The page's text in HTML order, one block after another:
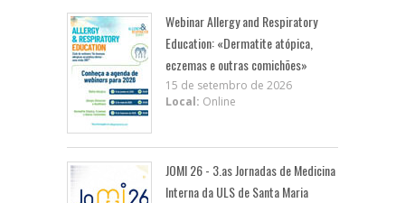
Webinar Allergy and Respiratory
Education: «Dermatite atópica,
eczemas e outras comichões»
15 de setembro de 2026
Local: Online
JOMI 26 - 3.as Jornadas de Medicina
Interna da ULS de Santa Maria